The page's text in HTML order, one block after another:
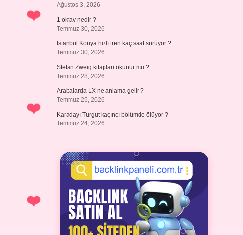
Ağustos 3, 2026
1 oktav nedir ?
Temmuz 30, 2026
İstanbul Konya hızlı tren kaç saat sürüyor ?
Temmuz 30, 2026
Stefan Zweig kitapları okunur mu ?
Temmuz 28, 2026
Arabalarda LX ne anlama gelir ?
Temmuz 25, 2026
Karadayı Turgut kaçıncı bölümde ölüyor ?
Temmuz 24, 2026